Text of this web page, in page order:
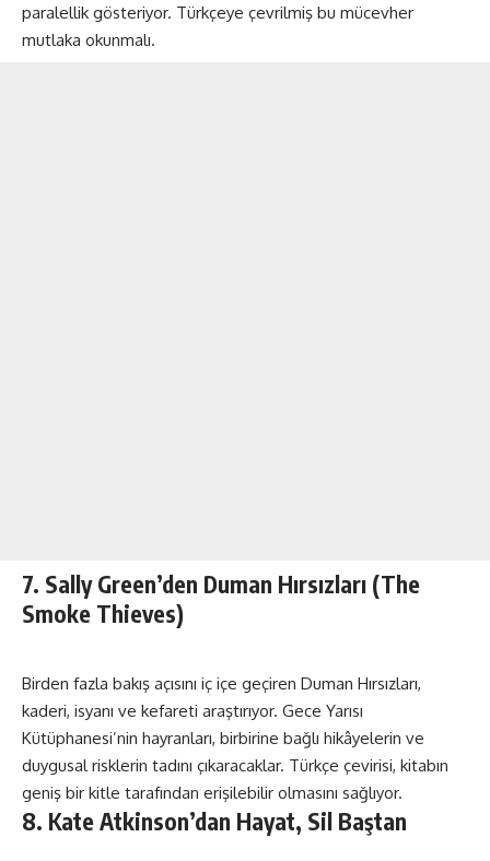
paralellik gösteriyor. Türkçeye çevrilmiş bu mücevher
mutlaka okunmalı.
7. Sally Green’den Duman Hırsızları (The
Smoke Thieves)
Birden fazla bakış açısını iç içe geçiren Duman Hırsızları,
kaderi, isyanı ve kefareti araştırıyor. Gece Yarısı
Kütüphanesi’nin hayranları, birbirine bağlı hikâyelerin ve
duygusal risklerin tadını çıkaracaklar. Türkçe çevirisi, kitabın
geniş bir kitle tarafından erişilebilir olmasını sağlıyor.
8. Kate Atkinson’dan Hayat, Sil Baştan